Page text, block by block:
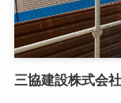
三協建設株式会社